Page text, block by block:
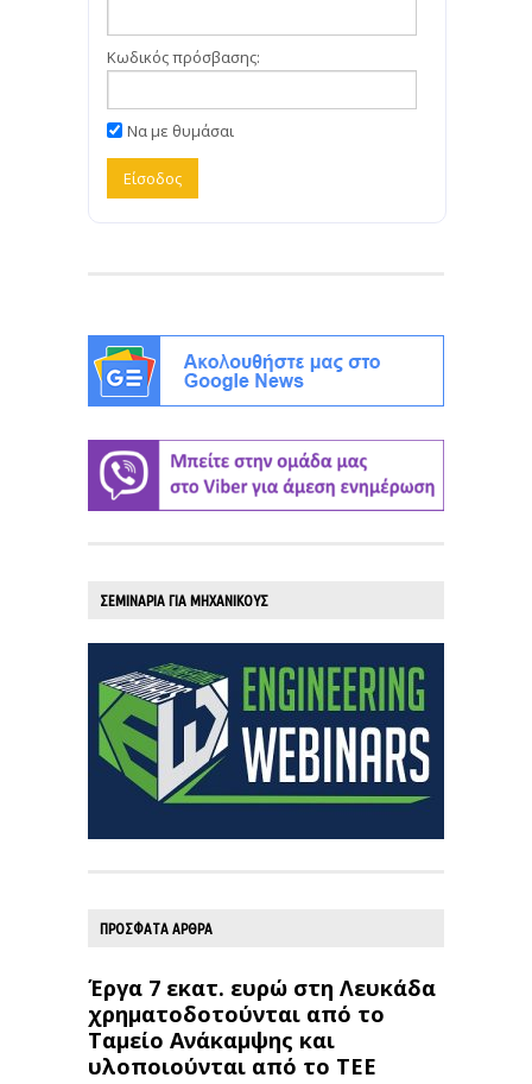
Κωδικός πρόσβασης:
Να με θυμάσαι
ΣΕΜΙΝΑΡΙΑ ΓΙΑ ΜΗΧΑΝΙΚΟΥΣ
ΠΡΟΣΦΑΤΑ ΑΡΘΡΑ
Έργα 7 εκατ. ευρώ στη Λευκάδα
χρηματοδοτούνται από το
Ταμείο Ανάκαμψης και
υλοποιούνται από το ΤΕΕ